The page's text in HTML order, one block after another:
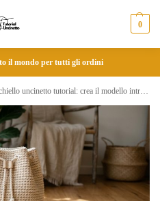
0
il mondo per tutti gli ordini
tutorial: crea il modello intramontabile con cordoncino chic